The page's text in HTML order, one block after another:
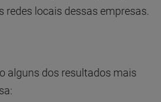
locais dessas empresas.
alguns dos resultados mais